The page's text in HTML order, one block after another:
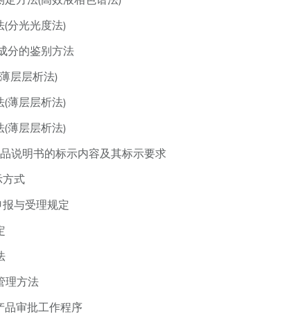
(分光光度法)
分的鉴别方法
层层析法)
(薄层层析法)
(薄层层析法)
说明书的标示内容及其标示要求
方式
与受理规定
理方法
品审批工作程序